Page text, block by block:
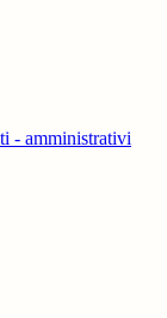
- amministrativi